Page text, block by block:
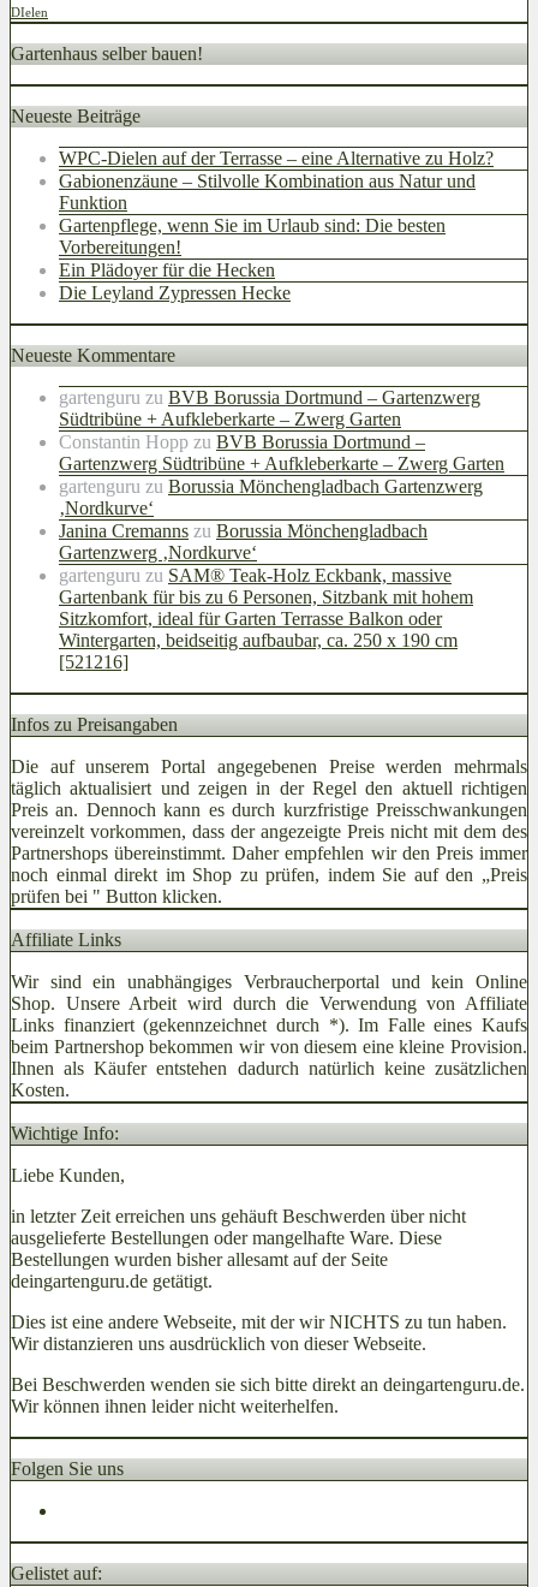
DIelen
Gartenhaus selber bauen!
Neueste Beiträge
WPC-Dielen auf der Terrasse – eine Alternative zu Holz?
Gabionenzäune – Stilvolle Kombination aus Natur und
Funktion
Gartenpflege, wenn Sie im Urlaub sind: Die besten
Vorbereitungen!
Ein Plädoyer für die Hecken
Die Leyland Zypressen Hecke
Neueste Kommentare
gartenguru zu BVB Borussia Dortmund – Gartenzwerg
Südtribüne + Aufkleberkarte – Zwerg Garten
Constantin Hopp zu BVB Borussia Dortmund –
Gartenzwerg Südtribüne + Aufkleberkarte – Zwerg Garten
gartenguru zu Borussia Mönchengladbach Gartenzwerg
‚Nordkurve‘
Janina Cremanns zu Borussia Mönchengladbach
Gartenzwerg ‚Nordkurve‘
gartenguru zu SAM® Teak-Holz Eckbank, massive
Gartenbank für bis zu 6 Personen, Sitzbank mit hohem
Sitzkomfort, ideal für Garten Terrasse Balkon oder
Wintergarten, beidseitig aufbaubar, ca. 250 x 190 cm
[521216]
Infos zu Preisangaben
Die auf unserem Portal angegebenen Preise werden mehrmals
täglich aktualisiert und zeigen in der Regel den aktuell richtigen
Preis an. Dennoch kann es durch kurzfristige Preisschwankungen
vereinzelt vorkommen, dass der angezeigte Preis nicht mit dem des
Partnershops übereinstimmt. Daher empfehlen wir den Preis immer
noch einmal direkt im Shop zu prüfen, indem Sie auf den „Preis
prüfen bei " Button klicken.
Affiliate Links
Wir sind ein unabhängiges Verbraucherportal und kein Online
Shop. Unsere Arbeit wird durch die Verwendung von Affiliate
Links finanziert (gekennzeichnet durch *). Im Falle eines Kaufs
beim Partnershop bekommen wir von diesem eine kleine Provision.
Ihnen als Käufer entstehen dadurch natürlich keine zusätzlichen
Kosten.
Wichtige Info:
Liebe Kunden,
in letzter Zeit erreichen uns gehäuft Beschwerden über nicht
ausgelieferte Bestellungen oder mangelhafte Ware. Diese
Bestellungen wurden bisher allesamt auf der Seite
deingartenguru.de getätigt.
Dies ist eine andere Webseite, mit der wir NICHTS zu tun haben.
Wir distanzieren uns ausdrücklich von dieser Webseite.
Bei Beschwerden wenden sie sich bitte direkt an deingartenguru.de.
Wir können ihnen leider nicht weiterhelfen.
Folgen Sie uns
Gelistet auf: